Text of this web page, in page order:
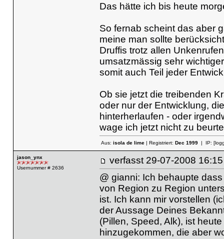
Das hätte ich bis heute
So fernab scheint das aber
meine man sollte
Druffis trotz allen
umsatzmässig sehr
somit auch Teil jeder
Ob sie jetzt die treibenden
oder nur der Entwicklung,
hinterherlaufen - oder
wage ich jetzt nicht zu
Aus: isola de lime| Registriert: Dec 1999| IP:
jason_ynx
Usernummer # 2636
verfasst 29-07-2008
@ gianni: Ich behaupte
von Region zu Region
ist. Ich kann mir vorstellen
der Aussage Deines
(Pillen, Speed, Alk), ist
hinzugekommen, die aber